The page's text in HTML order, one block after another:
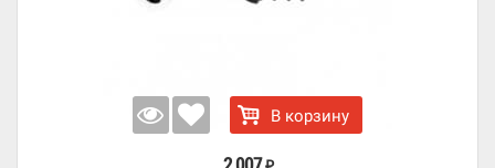
В корзину
₽